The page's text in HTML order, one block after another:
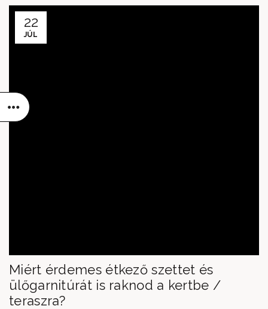
22
JÚL
Miért érdemes étkező szettet és
ülőgarnitúrát is raknod a kertbe /
teraszra?